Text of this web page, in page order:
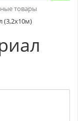
товары
(3,2х10м)